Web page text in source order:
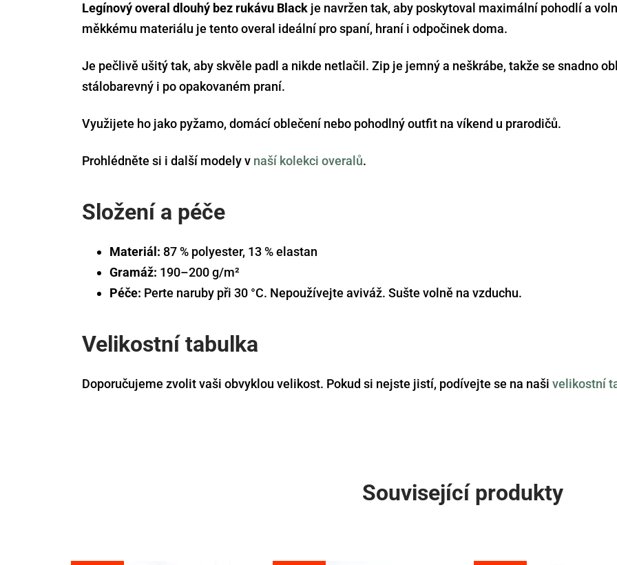
Legínový overal dlouhý bez rukávu Black je navržen tak, aby poskytoval maximální pohodlí a
měkkému materiálu je tento overal ideální pro spaní, hraní i odpočinek doma.
Je pečlivě ušitý tak, aby skvěle padl a nikde netlačil. Zip je jemný a neškrábe, takže se snadno
stálobarevný i po opakovaném praní.
Využijete ho jako pyžamo, domácí oblečení nebo pohodlný outfit na víkend u prarodičů.
Prohlédněte si i další modely v naší kolekci overalů.
Složení a péče
Materiál: 87 % polyester, 13 % elastan
Gramáž: 190–200 g/m²
Péče: Perte naruby při 30 °C. Nepoužívejte aviváž. Sušte volně na vzduchu.
Velikostní tabulka
Doporučujeme zvolit vaši obvyklou velikost. Pokud si nejste jistí, podívejte se na naši velikostní
Související produkty